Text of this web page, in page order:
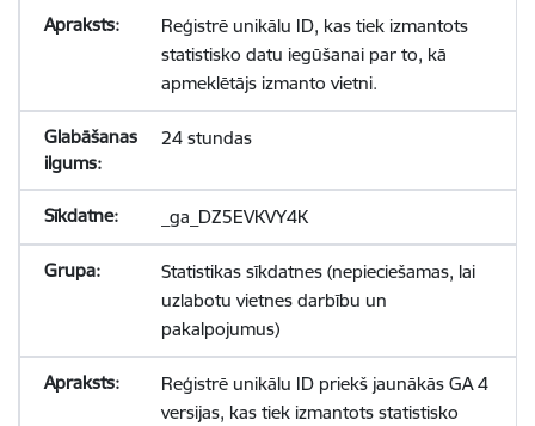
Reģistrē unikālu ID, kas tiek izmantots
statistisko datu iegūšanai par to, kā
apmeklētājs izmanto vietni.
24 stundas
_ga_DZ5EVKVY4K
Statistikas sīkdatnes (nepieciešamas, lai
uzlabotu vietnes darbību un
pakalpojumus)
Reģistrē unikālu ID priekš jaunākās GA 4
versijas, kas tiek izmantots statistisko